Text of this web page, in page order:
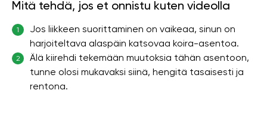
Mitä tehdä, jos et onnistu kuten videolla
1
Jos liikkeen suorittaminen on vaikeaa, sinun on
harjoiteltava alaspäin katsovaa koira-asentoa.
2
Älä kiirehdi tekemään muutoksia tähän asentoon,
tunne olosi mukavaksi siinä, hengitä tasaisesti ja
rentona.